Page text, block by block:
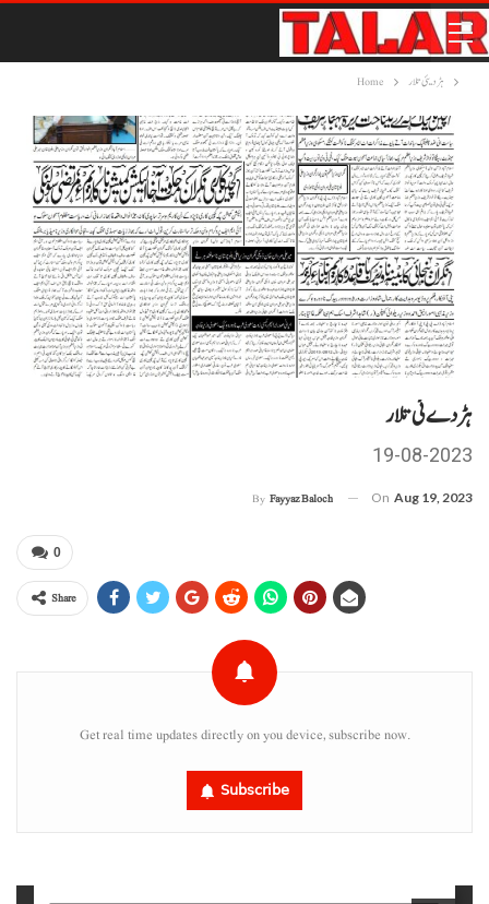
Home ہڑدیئی تلار
ہڑ دے ئی تلار
19-08-2023
By Fayyaz Baloch On Aug 19, 2023
0
Share
Get real time updates directly on you device, subscribe now.
Subscribe